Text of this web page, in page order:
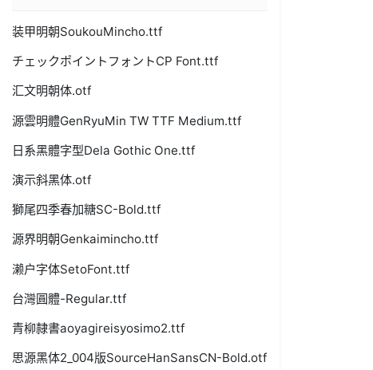
装甲明朝SoukouMincho.ttf
チェックポイントフォントCP Font.ttf
汇文明朝体.otf
源雲明體GenRyuMin TW TTF Medium.ttf
日系黑體字型Dela Gothic One.ttf
演示斜黑体.otf
獅尾四季春加糖SC-Bold.ttf
源界明朝Genkaimincho.ttf
濑户字体SetoFont.ttf
台灣圓體-Regular.ttf
青柳隷書aoyagireisyosimo2.ttf
思源黑体2_004版SourceHanSansCN-Bold.otf